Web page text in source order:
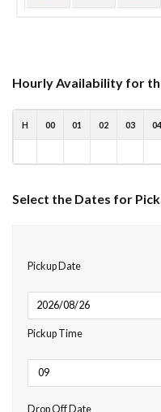
Hourly Availability for
H 00 01 02 03 04
Select the Dates for
Pickup Date
Pickup Time
Drop Off Date